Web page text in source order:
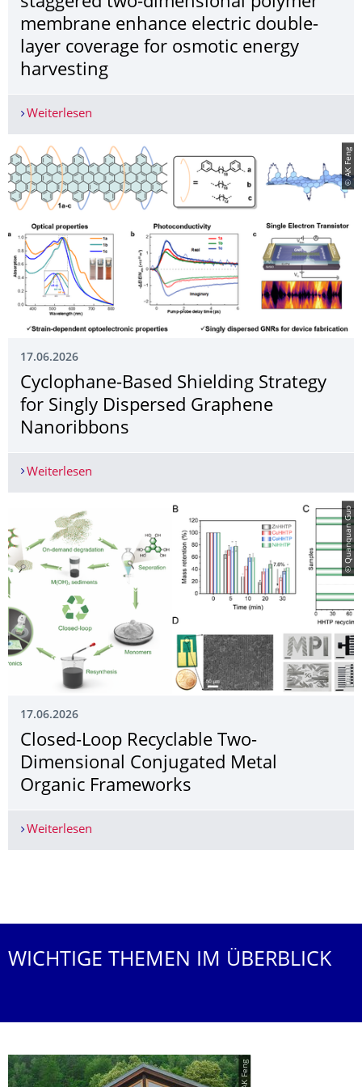
membrane enhance electric double-
layer coverage for osmotic energy
harvesting
Weiterlesen
© AK Feng
17.06.2026
Cyclophane-Based Shielding Strategy
for Singly Dispersed Graphene
Nanoribbons
Weiterlesen
© Quanquan Guo
17.06.2026
Closed-Loop Recyclable Two-
Dimensional Conjugated Metal
Organic Frameworks
Weiterlesen
WICHTIGE THEMEN IM ÜBERBLICK
© AK Feng